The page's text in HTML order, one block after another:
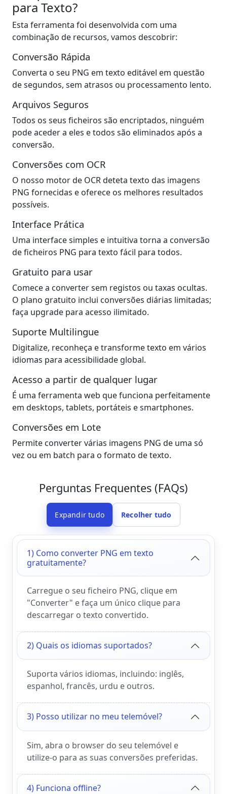
para Texto?
Esta ferramenta foi desenvolvida com uma
combinação de recursos, vamos descobrir:
Conversão Rápida
Converta o seu PNG em texto editável em questão
de segundos, sem atrasos ou processamento lento.
Arquivos Seguros
Todos os seus ficheiros são encriptados, ninguém
pode aceder a eles e todos são eliminados após a
conversão.
Conversões com OCR
O nosso motor de OCR deteta texto das imagens
PNG fornecidas e oferece os melhores resultados
possíveis.
Interface Prática
Uma interface simples e intuitiva torna a conversão
de ficheiros PNG para texto fácil para todos.
Gratuito para usar
Comece a converter sem registos ou taxas ocultas.
O plano gratuito inclui conversões diárias limitadas;
faça upgrade para acesso ilimitado.
Suporte Multilingue
Digitalize, reconheça e transforme texto em vários
idiomas para acessibilidade global.
Acesso a partir de qualquer lugar
É uma ferramenta web que funciona perfeitamente
em desktops, tablets, portáteis e smartphones.
Conversões em Lote
Permite converter várias imagens PNG de uma só
vez ou em batch para o formato de texto.
Perguntas Frequentes (FAQs)
Expandir tudo Recolher tudo
1) Como converter PNG em texto
gratuitamente?
Carregue o seu ficheiro PNG, clique em
"Converter" e faça um único clique para
descarregar o texto convertido.
2) Quais os idiomas suportados?
Suporta vários idiomas, incluindo: inglês,
espanhol, francês, urdu e outros.
3) Posso utilizar no meu telemóvel?
Sim, abra o browser do seu telemóvel e
utilize-o para as suas conversões preferidas.
4) Funciona offline?